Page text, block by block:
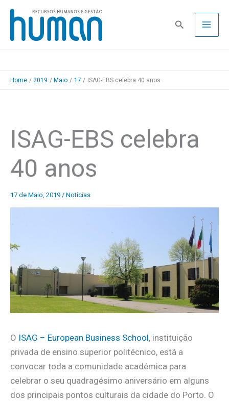
Skip
content
Pesquisa
Home 2019 Maio 17 ISAG-EBS celebra 40 anos
ISAG-EBS celebra
40 anos
17 de Maio, 2019 / Notícias
O ISAG – European Business School, instituição
privada de ensino superior politécnico, está a
convocar toda a comunidade académica para
celebrar o seu quadragésimo aniversário em alguns
dos principais pontos culturais da cidade do Porto. O